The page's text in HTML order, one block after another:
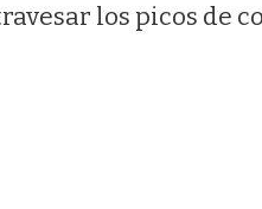
los picos de